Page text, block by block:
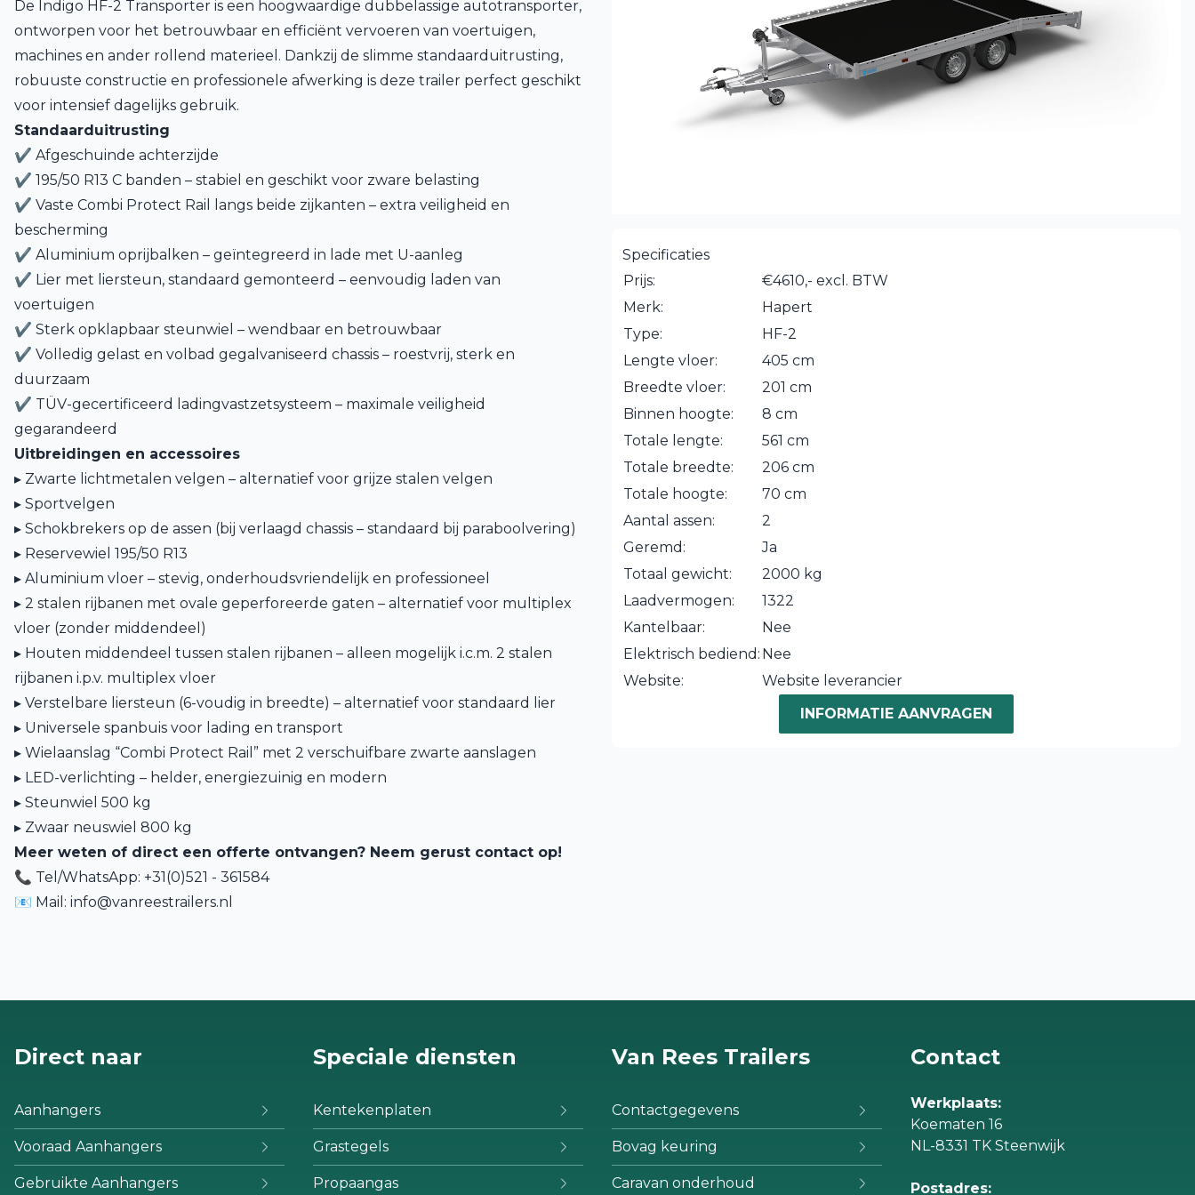
De Indigo HF-2 Transporter is een hoogwaardige dubbelassige autotransporter,
ontworpen voor het betrouwbaar en efficiënt vervoeren van voertuigen,
machines en ander rollend materieel. Dankzij de slimme standaarduitrusting,
robuuste constructie en professionele afwerking is deze trailer perfect geschikt
voor intensief dagelijks gebruik.
Standaarduitrusting
✔ Afgeschuinde achterzijde
✔ 195/50 R13 C banden – stabiel en geschikt voor zware belasting
✔ Vaste Combi Protect Rail langs beide zijkanten – extra veiligheid en
bescherming
✔ Aluminium oprijbalken – geïntegreerd in lade met U-aanleg
✔ Lier met liersteun, standaard gemonteerd – eenvoudig laden van
voertuigen
✔ Sterk opklapbaar steunwiel – wendbaar en betrouwbaar
✔ Volledig gelast en volbad gegalvaniseerd chassis – roestvrij, sterk en
duurzaam
✔ TÜV-gecertificeerd ladingvastzetsysteem – maximale veiligheid
gegarandeerd
Uitbreidingen en accessoires
▸ Zwarte lichtmetalen velgen – alternatief voor grijze stalen velgen
▸ Sportvelgen
▸ Schokbrekers op de assen (bij verlaagd chassis – standaard bij paraboolvering)
▸ Reservewiel 195/50 R13
▸ Aluminium vloer – stevig, onderhoudsvriendelijk en professioneel
▸ 2 stalen rijbanen met ovale geperforeerde gaten – alternatief voor multiplex
vloer (zonder middendeel)
▸ Houten middendeel tussen stalen rijbanen – alleen mogelijk i.c.m. 2 stalen
rijbanen i.p.v. multiplex vloer
▸ Verstelbare liersteun (6-voudig in breedte) – alternatief voor standaard lier
▸ Universele spanbuis voor lading en transport
▸ Wielaanslag “Combi Protect Rail” met 2 verschuifbare zwarte aanslagen
▸ LED-verlichting – helder, energiezuinig en modern
▸ Steunwiel 500 kg
▸ Zwaar neuswiel 800 kg
Meer weten of direct een offerte ontvangen? Neem gerust contact op!
📞 Tel/WhatsApp: +31(0)521 - 361584
📧 Mail: info@vanreestrailers.nl
Specificaties
Prijs:
€4610,- excl. BTW
Merk:
Hapert
Type:
HF-2
Lengte vloer:
405 cm
Breedte vloer:
201 cm
Binnen hoogte:
8 cm
Totale lengte:
561 cm
Totale breedte:
206 cm
Totale hoogte:
70 cm
Aantal assen:
2
Geremd:
Ja
Totaal gewicht:
2000 kg
Laadvermogen:
1322
Kantelbaar:
Nee
Elektrisch bediend: Nee
Website:
Website leverancier
INFORMATIE AANVRAGEN
Direct naar
Aanhangers
Vooraad Aanhangers
Gebruikte Aanhangers
Speciale diensten
Kentekenplaten
Grastegels
Propaangas
Van Rees Trailers
Contactgegevens
Bovag keuring
Caravan onderhoud
Contact
Werkplaats:
Koematen 16
NL-8331 TK Steenwijk
Postadres: